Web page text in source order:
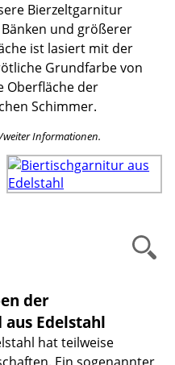
Bierzeltgarnitur
und größerer
ist lasiert mit der
Grundfarbe von
Oberfläche der
Schimmer.
Informationen.
der
Edelstahl
hat teilweise